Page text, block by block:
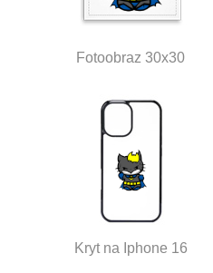
Fotoobraz 30x30
Kryt na Iphone 16